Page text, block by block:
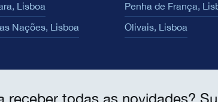
Lisboa
Penha de França,
Nações, Lisboa
Olivais, Lisboa